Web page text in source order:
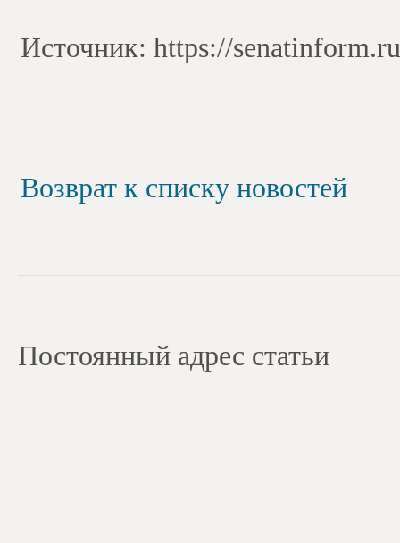
Источник: https://
Возврат к списку новостей
Постоянный адрес статьи